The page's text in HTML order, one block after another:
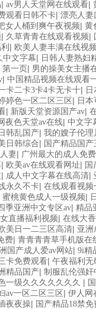
| av男人天堂网在线观看|
观看日韩不卡| 漂亮人妻
女人桶到爽午夜视频| 黄
| 久草青青在线观看视频|
| 欧美人妻丰满在线视
中文字幕| 日韩人妻熟妇
一页 | 男的操美女主播
| 中国精品视频在线观看
卡二卡3卡4卡无卡十|
婷色一区二区三区 | 日
| 新版天堂资源国产av|
夜色天堂av在线| 中文字
韩乱国产| 我的嫂子伦理
日韩综合| 国产精品国
妻| 广州最大的成人免
| 欧美av在线观看网址| 国
| 成人中文字幕在线高清|
永久不卡| 在线观看视
蜜桃黄色成人一级视频|
季亚洲中文专区av| 精品
直播福利视频| 在线大
美日一二三区高清| 亚洲
费| 青青青青草手机版在
国产成人爱av网站| 9i精
卡免费观看| 午夜福利无
精品国产| 制服乱伦强奸
一级久久久久久久久 |
av一区二区三区 | 伊人网
夜夜操| 国产精品18禁